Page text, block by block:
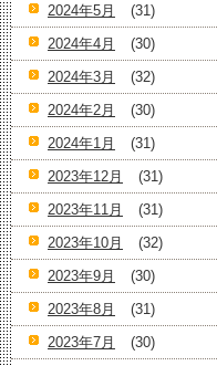
2024年5月
(31)
2024年4月
(30)
2024年3月
(32)
2024年2月
(30)
2024年1月
(31)
2023年12月
(31)
2023年11月
(31)
2023年10月
(32)
2023年9月
(30)
2023年8月
(31)
2023年7月
(30)